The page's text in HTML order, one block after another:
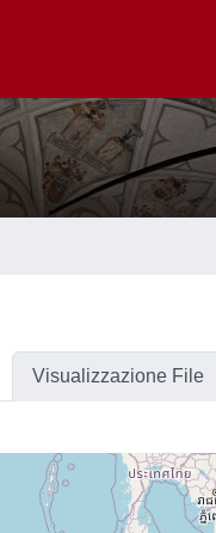
Visualizzazione File